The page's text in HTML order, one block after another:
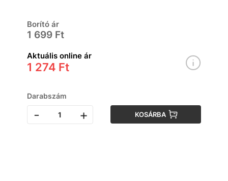
Borító ár
1 699 Ft
Aktuális online ár
1 274 Ft
Darabszám
- + KOSÁRBA